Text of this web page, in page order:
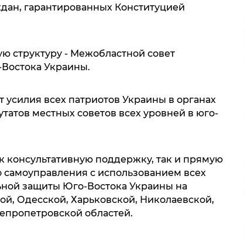
гарантированных Конституцией
структуру - Межобластной совет
Украины.
всех патриотов Украины в органах
местных советов всех уровней в юго-
консультативную поддержку, так и прямую
с использованием всех
защиты Юго-Востока Украины на
Одесской, Харьковской, Николаевской,
областей.